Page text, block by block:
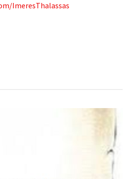
ImeresThalassas